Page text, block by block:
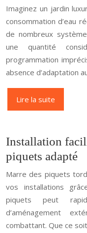
Imaginez un jardin
consommation d’eau
de nombreux
une quantité
programmation
absence d’adaptation
Lire la suite
Installation
piquets adapté
Marre des piquets
vos installations
piquets peut
d’aménagement
combattant. Que ce